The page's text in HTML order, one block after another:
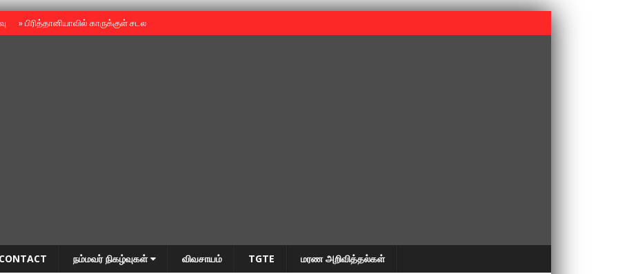
»பிரித்தானியாவில் காருக்குள் சடலம் -தமிழருடையதா ?
CONTACT நம்மவர் நிகழ்வுகள் விவசாயம் TGTE மரண அறிவித்தல்கள்